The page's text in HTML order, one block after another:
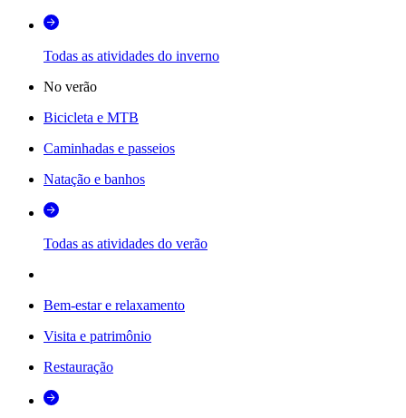
Todas as atividades do inverno
No verão
Bicicleta e MTB
Caminhadas e passeios
Natação e banhos
Todas as atividades do verão
Bem-estar e relaxamento
Visita e patrimônio
Restauração